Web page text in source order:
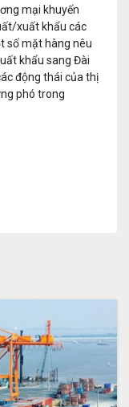
mại khuyến
xuất khẩu các
số mặt hàng nêu
khẩu sang Đài
động thái của thị
phó trong